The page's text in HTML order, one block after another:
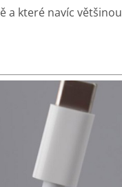
a které navíc většinou